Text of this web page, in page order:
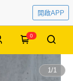
開啟APP
0
1/1